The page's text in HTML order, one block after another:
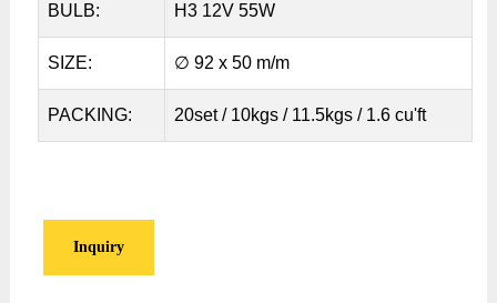
BULB: H3 12V 55W
SIZE: ∅ 92 x 50 m/m
PACKING: 20set / 10kgs / 11.5kgs / 1.6 cu'ft
Inquiry